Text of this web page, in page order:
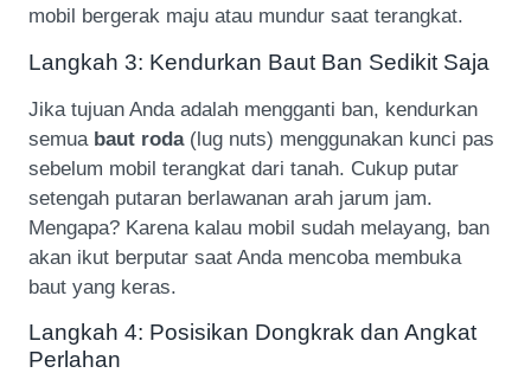
mobil bergerak maju atau mundur saat terangkat.
Langkah 3: Kendurkan Baut Ban Sedikit Saja
Jika tujuan Anda adalah mengganti ban, kendurkan
semua baut roda(lug nuts) menggunakan kunci pas
sebelum mobil terangkat dari tanah. Cukup putar
setengah putaran berlawanan arah jarum jam.
Mengapa? Karena kalau mobil sudah melayang, ban
akan ikut berputar saat Anda mencoba membuka
baut yang keras.
Langkah 4: Posisikan Dongkrak dan Angkat
Perlahan